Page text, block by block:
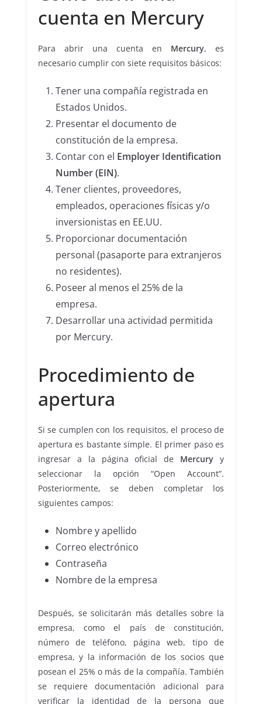
cuenta en Mercury
Para abrir una cuenta en Mercury, es
necesario cumplir con siete requisitos básicos:
Tener una compañía registrada en
Estados Unidos.
Presentar el documento de
constitución de la empresa.
Contar con el Employer Identification
Number (EIN).
Tener clientes, proveedores,
empleados, operaciones físicas y/o
inversionistas en EE.UU.
Proporcionar documentación
personal (pasaporte para extranjeros
no residentes).
Poseer al menos el 25% de la
empresa.
Desarrollar una actividad permitida
por Mercury.
Procedimiento de
apertura
Si se cumplen con los requisitos, el proceso de
apertura es bastante simple. El primer paso es
ingresar a la página oficial de Mercury y
seleccionar la opción “Open Account”.
Posteriormente, se deben completar los
siguientes campos:
Nombre y apellido
Correo electrónico
Contraseña
Nombre de la empresa
Después, se solicitarán más detalles sobre la
empresa, como el país de constitución,
número de teléfono, página web, tipo de
empresa, y la información de los socios que
posean el 25% o más de la compañía. También
se requiere documentación adicional para
verificar la identidad de la persona que